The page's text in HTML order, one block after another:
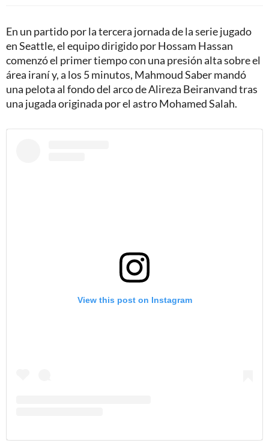
En un partido por la tercera jornada de la serie jugado
en Seattle, el equipo dirigido por Hossam Hassan
comenzó el primer tiempo con una presión alta sobre el
área iraní y, a los 5 minutos, Mahmoud Saber mandó
una pelota al fondo del arco de Alireza Beiranvand tras
una jugada originada por el astro Mohamed Salah.
View this post on Instagram